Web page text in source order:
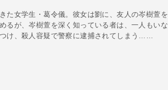
た女学生・葛令儀。彼女は劉に、友人の岑樹萱
るが、岑樹萱を深く知っている者は、一人もい
け、殺人容疑で警察に逮捕されてしまう……